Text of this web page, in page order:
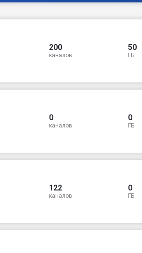
200
каналов
50
ГБ
0
каналов
0
ГБ
122
каналов
0
ГБ